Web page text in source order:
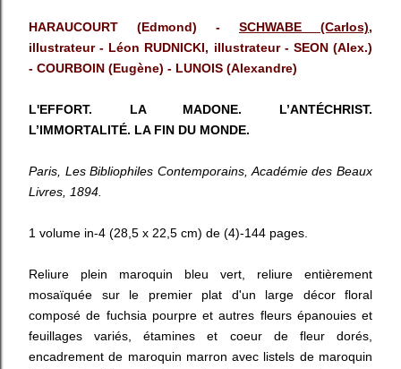
HARAUCOURT (Edmond)‎ - ‎ SCHWABE (Carlos),
illustrateur - Léon RUDNICKI, illustrateur ‎- SEON (Alex.)
- COURBOIN (Eugène) - LUNOIS (Alexandre)
L'EFFORT. LA MADONE. L’ANTÉCHRIST.
L’IMMORTALITÉ. LA FIN DU MONDE.
Paris, Les Bibliophiles Contemporains, Académie des Beaux
Livres, 1894.
1 volume in-4 (28,5 x 22,5 cm) de (4)-144 pages.
Reliure plein maroquin bleu vert, reliure entièrement
mosaïquée sur le premier plat d'un large décor floral
composé de fuchsia pourpre et autres fleurs épanouies et
feuillages variés, étamines et coeur de fleur dorés,
encadrement de maroquin marron avec listels de maroquin